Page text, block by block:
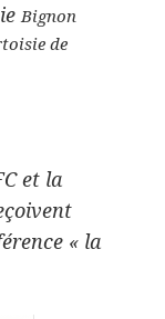
Bignon
de
et la
« la